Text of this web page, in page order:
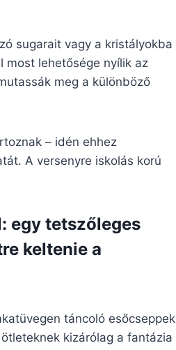
sugarait vagy a kristályokba
most lehetősége nyílik az
meg a különböző
– idén ehhez
A versenyre iskolás korú
egy tetszőleges
keltenie a
táncoló esőcseppek
kizárólag a fantázia